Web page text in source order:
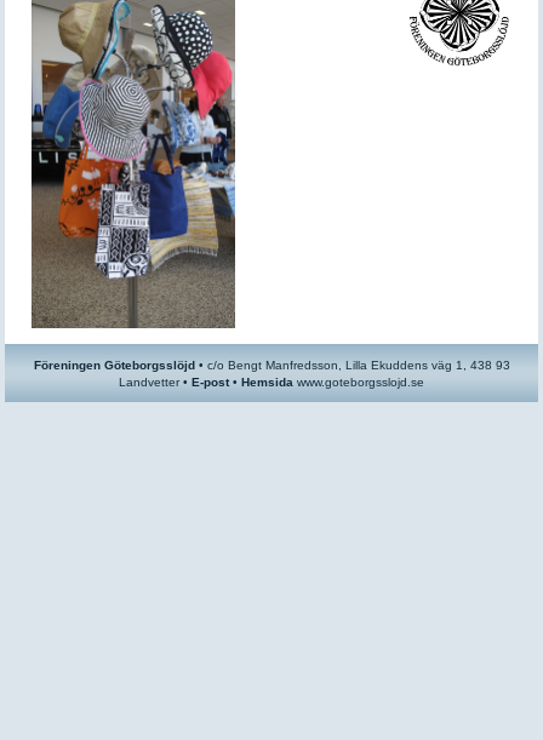
Föreningen Göteborgsslöjd • c/o Bengt Manfredsson, Lilla Ekuddens väg 1, 438 93
Landvetter • E-post• Hemsida www.goteborgsslojd.se